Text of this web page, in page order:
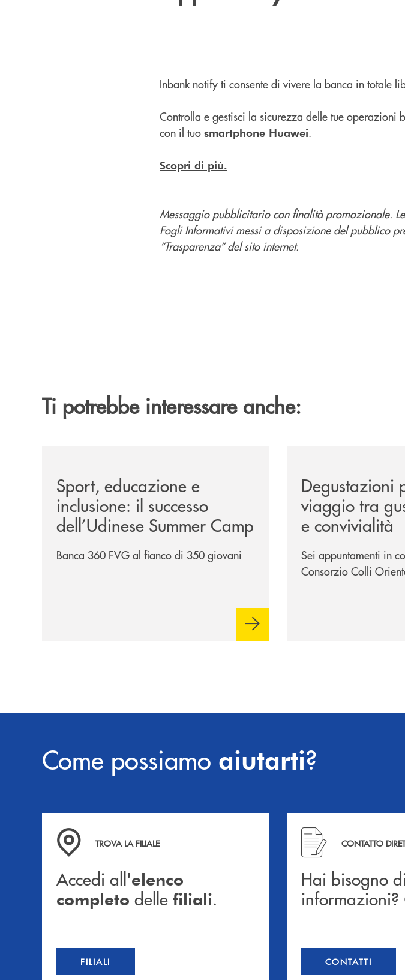
Inbank notify ti consente di vivere la banca in totale
Controlla e gestisci la sicurezza delle tue operazioni
con il tuo smartphone Huawei.
Scopri di più.
Messaggio pubblicitario con finalità promozionale.
Fogli Informativi messi a disposizione del pubblico
“Trasparenza” del sito internet.
Ti potrebbe interessare anche:
Sport, educazione e
inclusione: il successo
dell’Udinese Summer Camp
Banca 360 FVG al fianco di 350 giovani
Degustazioni
viaggio tra
e convivialità
Sei appuntamenti in
Consorzio Colli
Come possiamo aiutarti?
Accedi all' elenco completo delle filiali .
TROVA LA FILIALE
Accedi all'elenco
completo delle filiali.
FILIALI
Hai bisogno di
CONTATTO
Hai bisogno
informazioni?
CONTATTI